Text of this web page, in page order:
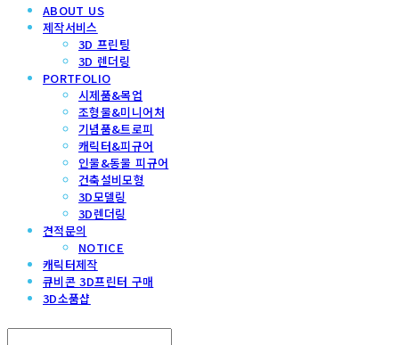
ABOUT US
제작서비스
3D 프린팅
3D 렌더링
PORTFOLIO
시제품&목업
조형물&미니어처
기념품&트로피
캐릭터&피규어
인물&동물 피규어
건축설비모형
3D모델링
3D렌더링
견적문의
NOTICE
캐릭터제작
큐비콘 3D프린터 구매
3D소품샵